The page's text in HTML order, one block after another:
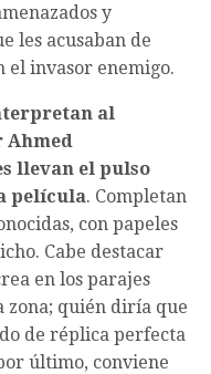
y
les acusaban de
el invasor enemigo.
al
Ahmed
llevan el pulso
película. Completan
con papeles
Cabe destacar
en los parajes
zona; quién diría que
de réplica perfecta
último, conviene